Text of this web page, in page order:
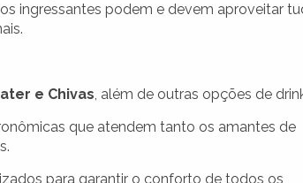
ingressantes podem e devem aproveitar
e Chivas, além de outras opções de
que atendem tanto os amantes de
para garantir o conforto de todos os